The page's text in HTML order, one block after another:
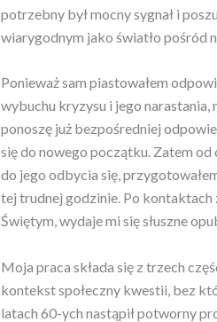
potrzebny był mocny sygnał i
wiarygodnym jako światło pośród
Ponieważ sam piastowałem
wybuchu kryzysu i jego narastania,
ponoszę już bezpośredniej
się do nowego początku. Zatem
do jego odbycia się,
tej trudnej godzinie. Po kontaktach
Świętym, wydaje mi się słuszne
Moja praca składa się z trzech
kontekst społeczny kwestii, bez
latach 60-ych nastąpił potworny